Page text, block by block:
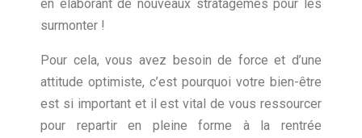
en élaborant de nouveaux stratagèmes pour les
surmonter !
Pour cela, vous avez besoin de force et d’une
attitude optimiste, c’est pourquoi votre bien-être
est si important et il est vital de vous ressourcer
pour repartir en pleine forme à la rentrée